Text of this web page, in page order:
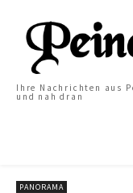
Ihre Nachrichten aus
und nah dran
PANORAMA